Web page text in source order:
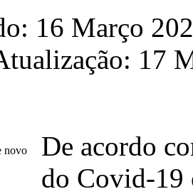
16 Março
17
De acordo
do Covid-19